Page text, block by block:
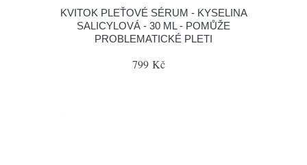
KVITOK PLEŤOVÉ SÉRUM - KYSELINA
SALICYLOVÁ - 30 ML - POMŮŽE
PROBLEMATICKÉ PLETI
799 Kč